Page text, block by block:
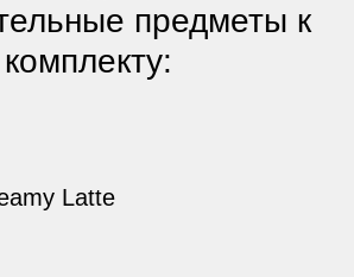
предметы к
комплекту:
Latte